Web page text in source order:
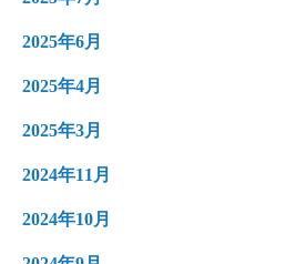
2025年6月
2025年4月
2025年3月
2024年11月
2024年10月